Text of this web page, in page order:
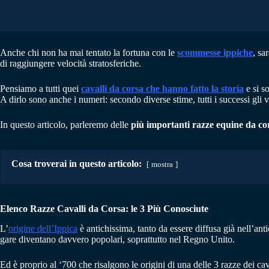
Anche chi non ha mai tentato la fortuna con le scommesse ippiche,
di raggiungere velocità stratosferiche.
Pensiamo a tutti quei cavalli da corsa che hanno fatto la storia e si
A dirlo sono anche i numeri: secondo diverse stime, tutti i successi
In questo articolo, parleremo delle più importanti razze equine da
Cosa troverai in questo articolo: mostra
Elenco Razze Cavalli da Corsa: le 3 Più Conosciute
L’origine dell’Ippica è antichissima, tanto da essere diffusa già
gare diventano davvero popolari, soprattutto nel Regno Unito.
Ed è proprio al ‘700 che risalgono le origini di una delle 3 razze dei